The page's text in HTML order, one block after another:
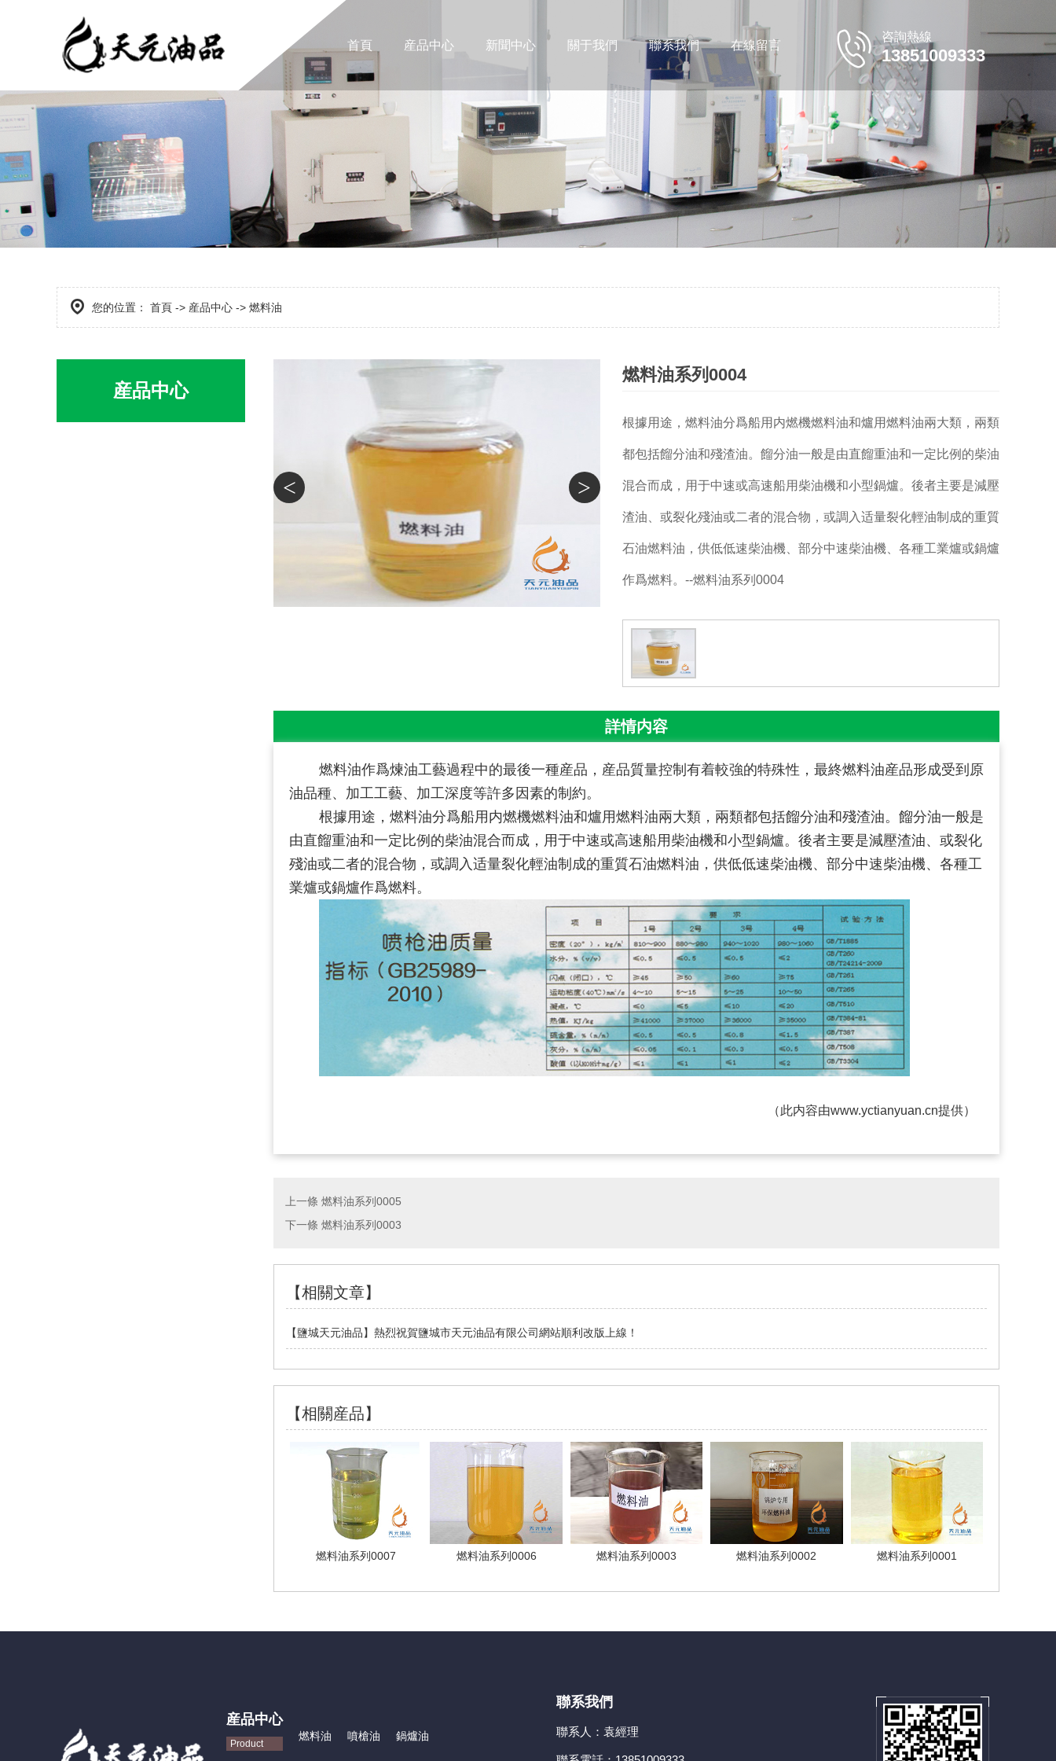
咨詢熱線
13851009333
首頁 産品中心 新聞中心 關于我們 聯系我們 在線留言
您的位置： 首頁 -> 産品中心 -> 燃料油
産品中心
< >
燃料油系列0004
根據用途，燃料油分爲船用内燃機燃料油和爐用燃料油兩大類，兩類
都包括餾分油和殘渣油。餾分油一般是由直餾重油和一定比例的柴油
混合而成，用于中速或高速船用柴油機和小型鍋爐。後者主要是減壓
渣油、或裂化殘油或二者的混合物，或調入适量裂化輕油制成的重質
石油燃料油，供低低速柴油機、部分中速柴油機、各種工業爐或鍋爐
作爲燃料。--燃料油系列0004
詳情内容
燃料油作爲煉油工藝過程中的最後一種産品，産品質量控制有着較強的特殊性，最終燃料油産品形成受到原
油品種、加工工藝、加工深度等許多因素的制約。
根據用途，燃料油分爲船用内燃機燃料油和爐用燃料油兩大類，兩類都包括餾分油和殘渣油。餾分油一般是
由直餾重油和一定比例的柴油混合而成，用于中速或高速船用柴油機和小型鍋爐。後者主要是減壓渣油、或裂化
殘油或二者的混合物，或調入适量裂化輕油制成的重質石油燃料油，供低低速柴油機、部分中速柴油機、各種工
業爐或鍋爐作爲燃料。
（此内容由www.yctianyuan.cn提供）
上一條 燃料油系列0005
下一條 燃料油系列0003
【相關文章】
【鹽城天元油品】熱烈祝賀鹽城市天元油品有限公司網站順利改版上線！
【相關産品】
燃料油系列0007 燃料油系列0006 燃料油系列0003 燃料油系列0002 燃料油系列0001
産品中心
Product
燃料油 噴槍油 鍋爐油
聯系我們
聯系人： 袁經理